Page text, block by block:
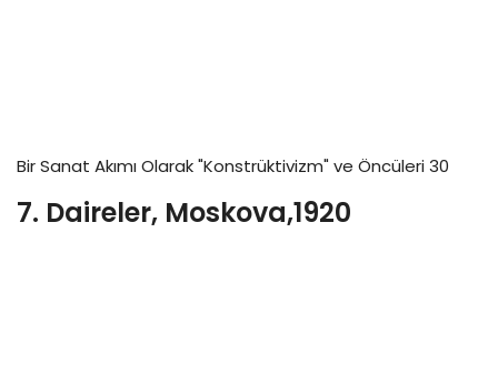
Bir Sanat Akımı Olarak "Konstrüktivizm" ve Öncüleri 30
7. Daireler, Moskova,1920